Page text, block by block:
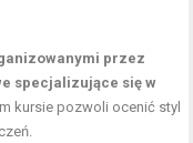
przez
specjalizujące się w
kursie pozwoli ocenić styl